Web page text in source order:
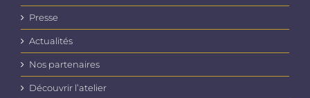
Presse
Actualités
Nos partenaires
Découvrir l’atelier